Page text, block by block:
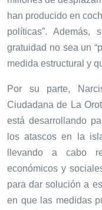
han producido en
políticas”.
gratuidad no sea un
medida estructural y
Por su parte,
Ciudadana de La
está desarrollando
los atascos en la
llevando a cabo
económicos y
para dar solución a
en que las medidas